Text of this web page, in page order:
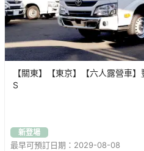
【關東】【東京】【六人露營車
S
新登場
最早可預訂日期：2029-08-08